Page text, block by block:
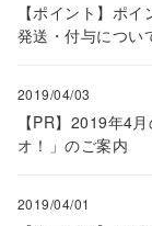
【ポイント】ポ
発送・付与につい
2019/04/03
【PR】2019年4
オ！」のご案内
2019/04/01